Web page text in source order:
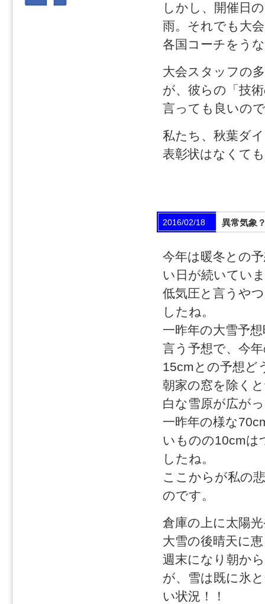
しかし、開催日
雨。それでも大
各国コーチをう
大会スタッフの
が、彼らの「技
言っても良いの
私たち、秋葉ダ
表彰状はなくて
2016/02/18 異常気象
今年は暖冬との
い日が続いてい
低気圧と言うや
したね。
一昨年の大雪予
言う予想で、今
15cmとの予想ど
朝家の窓を除く
白な雪原が広が
一昨年の様な
いものの10cmは
したね。
ここからが私の
のです。
倉庫の上に太陽
大雪の後晴天に
週末になり朝か
が、雪は既に氷
い状況！！